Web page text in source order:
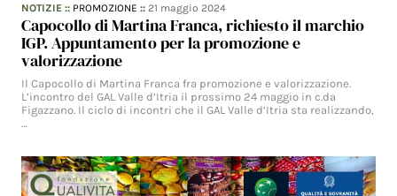
NOTIZIE :: PROMOZIONE ::21 maggio 2024
Capocollo di Martina Franca, richiesto il marchio
IGP. Appuntamento per la promozione e
valorizzazione
Il Capocollo di Martina Franca fra promozione e valorizzazione.
L’incontro del GAL Valle d’Itria il prossimo 24 maggio in c.da
Figazzano. Il ciclo di incontri che il GAL Valle d’Itria sta realizzando,
…